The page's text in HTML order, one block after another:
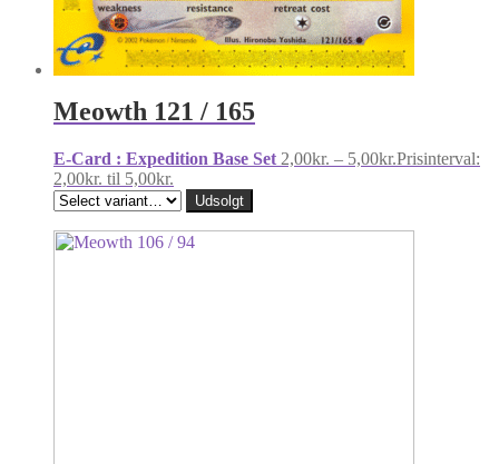
Meowth 121 / 165
E-Card : Expedition Base Set 2,00kr. – 5,00kr.Prisinterval:
2,00kr. til 5,00kr.
Udsolgt